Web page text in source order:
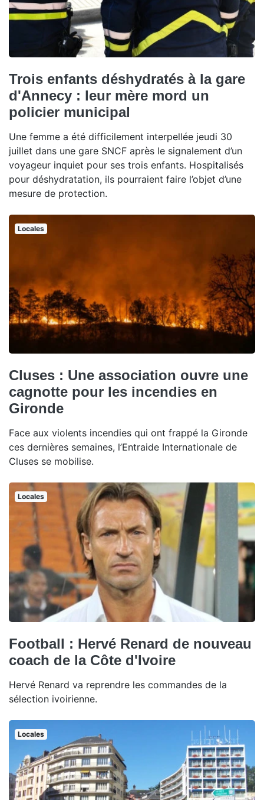
Trois enfants déshydratés à la gare
d'Annecy : leur mère mord un
policier municipal
Une femme a été difficilement interpellée jeudi 30
juillet dans une gare SNCF après le signalement d’un
voyageur inquiet pour ses trois enfants. Hospitalisés
pour déshydratation, ils pourraient faire l’objet d’une
mesure de protection.
Locales
Cluses : Une association ouvre une
cagnotte pour les incendies en
Gironde
Face aux violents incendies qui ont frappé la Gironde
ces dernières semaines, l’Entraide Internationale de
Cluses se mobilise.
Locales
Football : Hervé Renard de nouveau
coach de la Côte d'Ivoire
Hervé Renard va reprendre les commandes de la
sélection ivoirienne.
Locales